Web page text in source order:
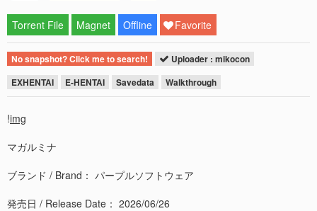
Torrent File Magnet Offline Favorite
No snapshot? Click me to search!
Uploader : mikocon
EXHENTAI
E-HENTAI Savedata Walkthrough
!img
マガルミナ
ブランド / Brand： パープルソフトウェア
発売日 / Release Date： 2026/06/26